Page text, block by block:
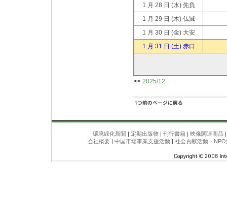
1 月 28 日 (水) 先負
1 月 29 日 (木) 仏滅
1 月 30 日 (金) 大安
1 月 31 日 (土) 赤口
<< 2025/12
環境緑化新聞 | 定期出版物| 刊行書籍| 映像関連商品
会社概要 | 中国市場事業支援活動 | 社会貢献活動・NPO